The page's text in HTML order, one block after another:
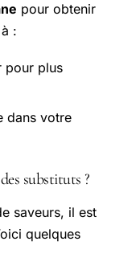
pour obtenir
:
pour plus
dans votre
substituts ?
saveurs, il est
quelques